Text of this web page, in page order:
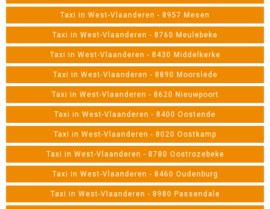
Taxi in West-Vlaanderen - 8957 Mesen
Taxi in West-Vlaanderen - 8760 Meulebeke
Taxi in West-Vlaanderen - 8430 Middelkerke
Taxi in West-Vlaanderen - 8890 Moorslede
Taxi in West-Vlaanderen - 8620 Nieuwpoort
Taxi in West-Vlaanderen - 8400 Oostende
Taxi in West-Vlaanderen - 8020 Oostkamp
Taxi in West-Vlaanderen - 8780 Oostrozebeke
Taxi in West-Vlaanderen - 8460 Oudenburg
Taxi in West-Vlaanderen - 8980 Passendale